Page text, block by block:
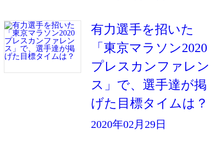
有力選手を招いた
「東京マラソン2020
プレスカンファレン
ス」で、選手達が掲
げた目標タイムは？
2020年02月29日